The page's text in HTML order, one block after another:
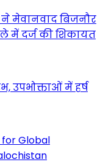
ने मेवानवाद बिजनौर
में दर्ज की शिकायत
उपभोक्ताओं में हर्ष
for Global